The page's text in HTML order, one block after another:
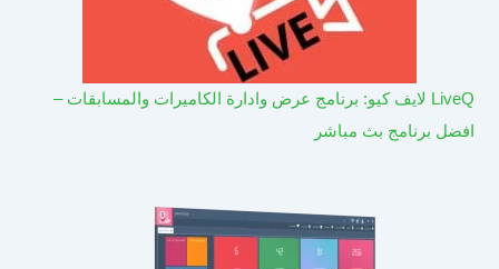
LiveQ لايف كيو: برنامج عرض وادارة الكاميرات والمسابقات –
افضل برنامج بث مباشر